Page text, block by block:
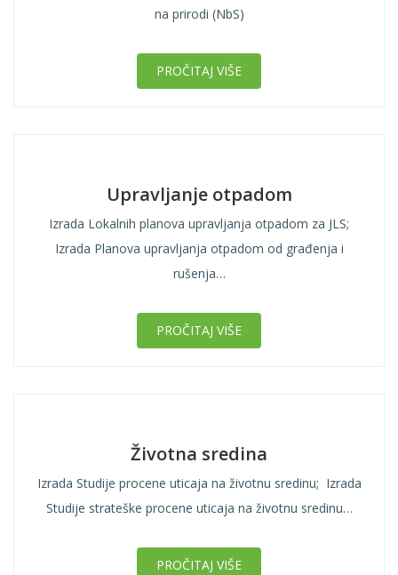
na prirodi (NbS)
PROČITAJ VIŠE
Upravljanje otpadom
Izrada Lokalnih planova upravljanja otpadom za JLS;
Izrada Planova upravljanja otpadom od građenja i
rušenja…
PROČITAJ VIŠE
Životna sredina
Izrada Studije procene uticaja na životnu sredinu; Izrada
Studije strateške procene uticaja na životnu sredinu…
PROČITAJ VIŠE